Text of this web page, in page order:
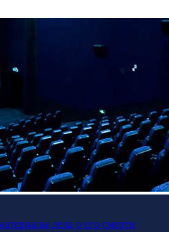
дела о его смерти